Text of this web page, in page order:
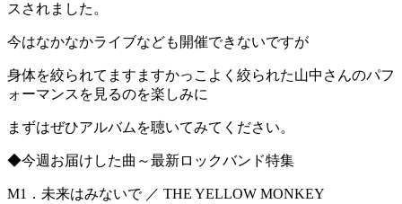
スされました。
今はなかなかライブなども開催できないですが
身体を絞られてますますかっこよく絞られた山中さんのパフ
ォーマンスを見るのを楽しみに
まずはぜひアルバムを聴いてみてください。
◆今週お届けした曲～最新ロックバンド特集
M1．未来はみないで ／ THE YELLOW MONKEY